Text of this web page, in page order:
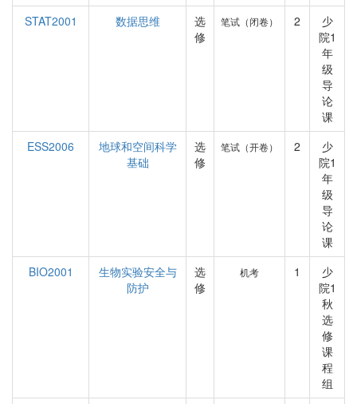
STAT2001
数据思维
选
修
笔试（闭卷） 2
少
院1
年
级
导
论
课
ESS2006
地球和空间科学
基础
选
修
笔试（开卷） 2
少
院1
年
级
导
论
课
BIO2001
生物实验安全与
防护
选
修
机考 1
少
院1
秋
选
修
课
程
组